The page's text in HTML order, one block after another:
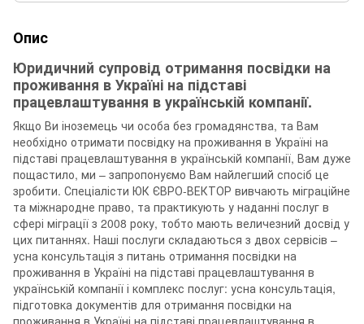
Опис
Юридичний супровід отримання посвідки на
проживання в Україні на підставі
працевлаштування в українській компанії.
Якщо Ви іноземець чи особа без громадянства, та Вам
необхідно отримати посвідку на проживання в Україні на
підставі працевлаштування в українській компанії, Вам дуже
пощастило, ми – запропонуємо Вам найлегший спосіб це
зробити. Спеціалісти ЮК ЄВРО-ВЕКТОР вивчають міграційне
та міжнародне право, та практикують у наданні послуг в
сфері міграції з 2008 року, тобто мають величезний досвід у
цих питаннях. Наші послуги складаються з двох сервісів –
усна консультація з питань отримання посвідки на
проживання в Україні на підставі працевлаштування в
українській компанії і комплекс послуг: усна консультація,
підготовка документів для отримання посвідки на
проживання в Україні на підставі працевлаштування в